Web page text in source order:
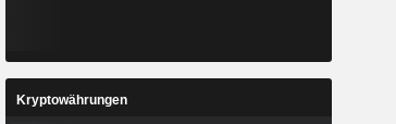
Kryptowährungen